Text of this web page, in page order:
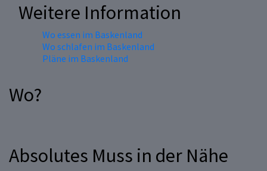
Weitere Information
Wo essen im Baskenland
Wo schlafen im Baskenland
Pläne im Baskenland
Wo?
Absolutes Muss in der Nähe